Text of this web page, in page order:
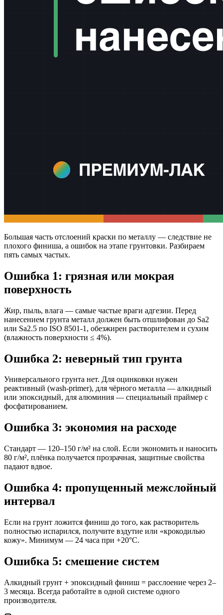
Большая часть отслоений краски по металлу — следствие не
плохого финиша, а ошибок на этапе грунтовки. Разбираем
пять самых частых.
Ошибка 1: грязная или мокрая
поверхность
Жир, пыль, влага — самые частые враги адгезии. Перед
нанесением грунта металл должен быть отшлифован до Sa2
или Sa2.5 по ISO 8501-1, обезжирен растворителем и сухим
(влажность поверхности ≤ 4%).
Ошибка 2: неверный тип грунта
Универсального грунта нет. Для оцинковки нужен
реактивный (wash-primer), для чёрного металла — алкидный
или эпоксидный, для алюминия — специальный праймер с
фосфатированием.
Ошибка 3: экономия на расходе
Стандарт — 120–150 г/м² на слой. Если экономить и наносить
80 г/м², плёнка получается прозрачная, защитные свойства
падают вдвое.
Ошибка 4: пропущенный межслойный
интервал
Если на грунт ложится финиш до того, как растворитель
полностью испарился, получите вздутие или «крокодилью
кожу». Минимум — 24 часа при +20°C.
Ошибка 5: смешение систем
Алкидный грунт + эпоксидный финиш = расслоение через 2–
3 месяца. Всегда работайте в одной системе одного
производителя.